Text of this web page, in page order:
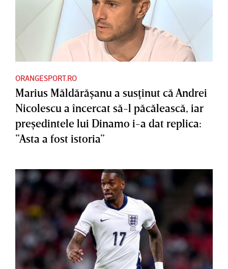
ORANGESPORT.RO
Marius Măldărăşanu a susţinut că Andrei
Nicolescu a încercat să-l păcălească, iar
preşedintele lui Dinamo i-a dat replica:
”Asta a fost istoria”